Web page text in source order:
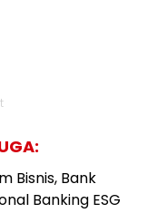
Bisnis, Bank
Banking ESG